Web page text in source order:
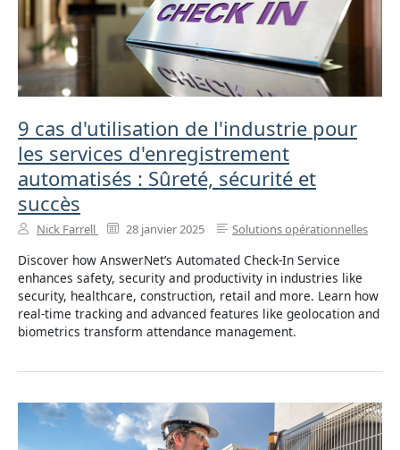
9 cas d'utilisation de l'industrie pour
les services d'enregistrement
automatisés : Sûreté, sécurité et
succès
Nick Farrell 28 janvier 2025 Solutions opérationnelles
Discover how AnswerNet’s Automated Check-In Service
enhances safety, security and productivity in industries like
security, healthcare, construction, retail and more. Learn how
real-time tracking and advanced features like geolocation and
biometrics transform attendance management.